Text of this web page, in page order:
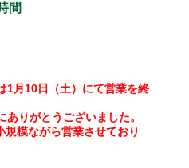
間
1月10日（土）にて営業を終
りがとうございました。
模ながら営業させており